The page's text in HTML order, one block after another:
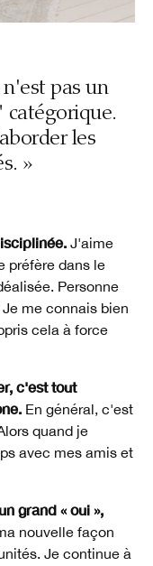
pas un
les
»
J'aime
préfère dans le
Personne
me connais bien
cela à force
c'est tout
En général, c'est
quand je
avec mes amis et
grand « oui »,
nouvelle façon
Je continue à